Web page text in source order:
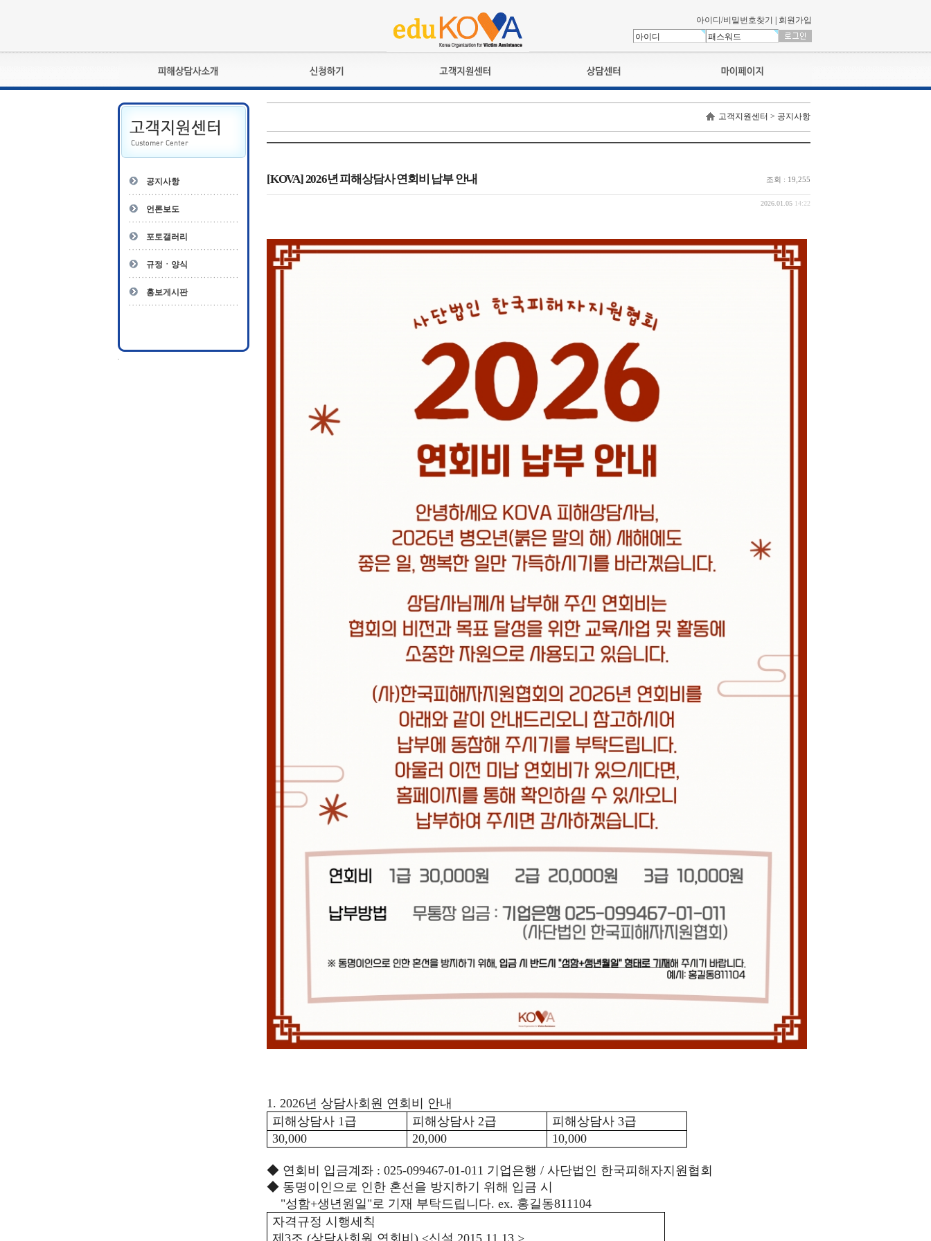
아이디/비밀번호찾기 회원가입
피해상담사란?
자격관리규정
상담사 자격증 확인
- 피해상담사 1급
- 전문수련감독자
- 전문수련기관
교육훈련
자격복원
공지사항
상담접수
나의신청내역
교육영상강의실
나의활동내역
나의 연회비
공지사항
언론보도
포토갤러리
규정ㆍ양식
홍보게시판
고객지원센터 > 공지사항
[KOVA] 2026년 피해상담사 연회비 납부 안내 조회 : 19,255
2026.01.05 14:22
1. 2026년 상담사회원 연회비 안내
피해상담사 1급 피해상담사 2급 피해상담사 3급
30,000
20,000 10,000
◆ 연회비 입금계좌 : 025-099467-01-011 기업은행 / 사단법인 한국피해자지원협회
◆ 동명이인으로 인한 혼선을 방지하기 위해 입금 시
"성함+생년원일"로 기재 부탁드립니다. ex. 홍길동811104
자격규정 시행세칙
제 3조 (상담사회원 연회비 ) <신설 2015.11.13.>